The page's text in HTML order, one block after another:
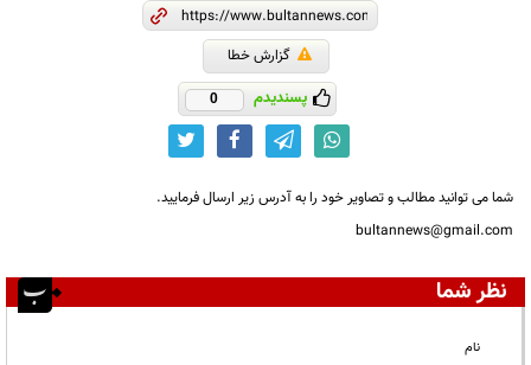
گزارش خطا
پسندیدم 0
شما می توانید مطالب و تصاویر خود را به آدرس زیر ارسال فرمایید.
bultannews@gmail.com
نظر شما
نام